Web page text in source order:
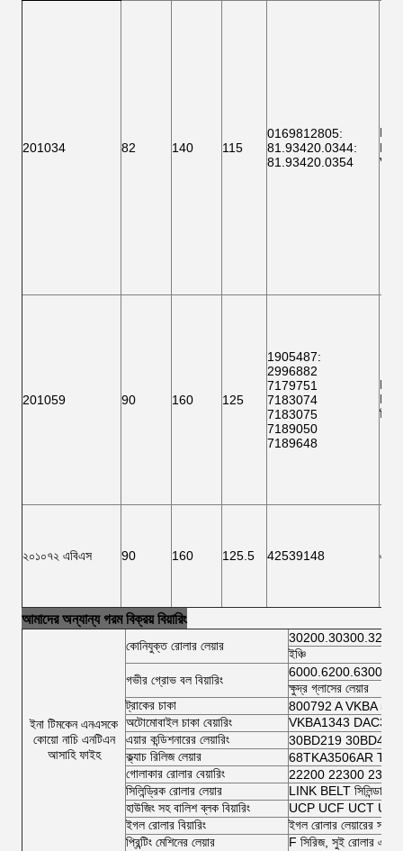
201034 82 140 115
0169812805:
81.93420.0344:
81.93420.0354
F
201059 90 160 125
1905487:
2996882
7179751
7183074
7183075
7189050
7189648
২০১০৭২ এবিএস 90 160 125.5 42539148 এফ
আমাদের অন্যান্য গরম বিক্রয় বিয়ারিং
ইনা টিমকেন এনএসকে
কোয়ো নাচি এনটিএন
আসাহি ফাইহ
কোনিযুক্ত রোলার লেয়ার
ইঞ্চি
গভীর গ্রোভ বল বিয়ারিং
ক্ষুদ্র গ্লাসের লেয়ার
ট্রাকের চাকা
800792 A VKBA
অটোমোবাইল চাকা বেয়ারিং
VKBA1343
এয়ার কন্ডিশনারের লেয়ারিং
30BD219 30BD40
ক্ল্যাচ রিলিজ লেয়ার
68TKA3506AR
গোলাকার রোলার বেয়ারিং
22200 22300
সিলিন্ড্রিক রোলার লেয়ার
LINK BELT সিলিন্ডারিক
হাউজিং সহ বালিশ ব্লক বিয়ারিং
UCP UCF UCT
ইগল রোলার বিয়ারিং
ইগল রোলার লেয়ারের
প্রিন্টিং মেশিনের লেয়ার
F সিরিজ, সুই রোলার এবং